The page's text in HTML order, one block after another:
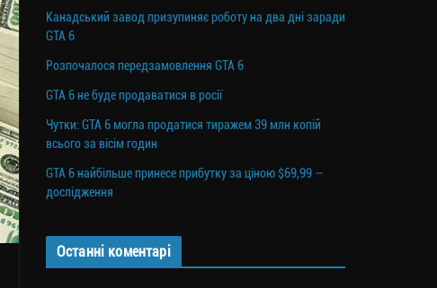
Канадський завод призупиняє роботу на два дні заради
GTA 6
Розпочалося передзамовлення GTA 6
GTA 6 не буде продаватися в росії
Чутки: GTA 6 могла продатися тиражем 39 млн копій
всього за вісім годин
GTA 6 найбільше принесе прибутку за ціною $69,99 —
дослідження
Останні коментарі